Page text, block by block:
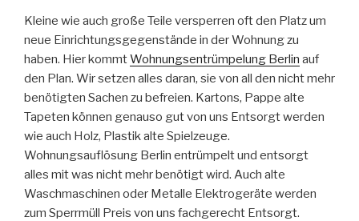
Kleine wie auch große Teile versperren oft den Platz um
neue Einrichtungsgegenstände in der Wohnung zu
haben. Hier kommtWohnungsentrümpelung Berlin auf
den Plan. Wir setzen alles daran, sie von all den nicht mehr
benötigten Sachen zu befreien. Kartons, Pappe alte
Tapeten können genauso gut von uns Entsorgt werden
wie auch Holz, Plastik alte Spielzeuge.
Wohnungsauflösung Berlin entrümpelt und entsorgt
alles mit was nicht mehr benötigt wird. Auch alte
Waschmaschinen oder Metalle Elektrogeräte werden
zum Sperrmüll Preis von uns fachgerecht Entsorgt.